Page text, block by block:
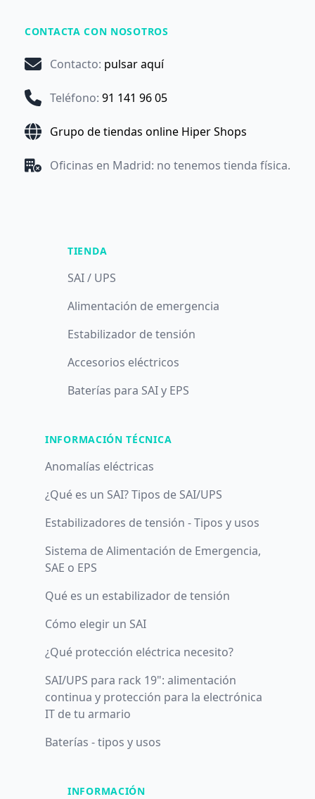
CONTACTA CON NOSOTROS
Contacto: pulsar aquí
Teléfono: 91 141 96 05
Grupo de tiendas online Hiper Shops
Oficinas en Madrid: no tenemos tienda física.
TIENDA
SAI / UPS
Alimentación de emergencia
Estabilizador de tensión
Accesorios eléctricos
Baterías para SAI y EPS
INFORMACIÓN TÉCNICA
Anomalías eléctricas
¿Qué es un SAI? Tipos de SAI/UPS
Estabilizadores de tensión - Tipos y usos
Sistema de Alimentación de Emergencia,
SAE o EPS
Qué es un estabilizador de tensión
Cómo elegir un SAI
¿Qué protección eléctrica necesito?
SAI/UPS para rack 19": alimentación
continua y protección para la electrónica
IT de tu armario
Baterías - tipos y usos
INFORMACIÓN